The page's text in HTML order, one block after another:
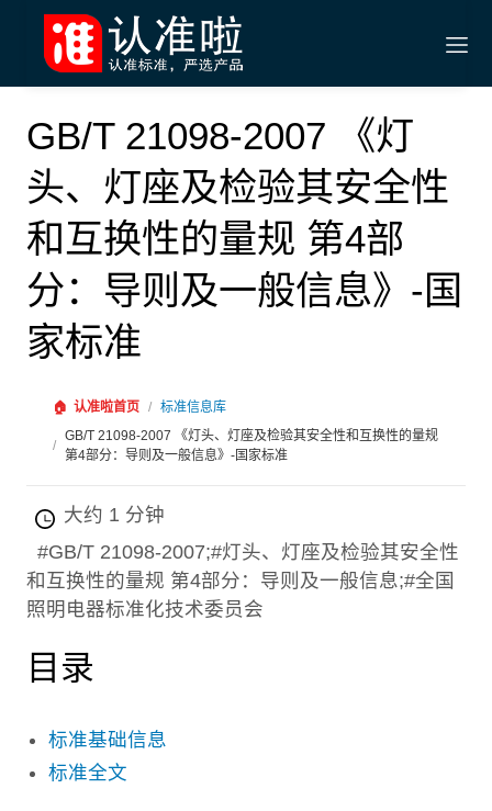
GB/T 21098-2007 《灯
头、灯座及检验其安全性
和互换性的量规 第4部
分：导则及一般信息》-国
家标准
🏠 认准啦首页 / 标准信息库
/
GB/T 21098-2007 《灯头、灯座及检验其安全性和互换性的量规
第4部分：导则及一般信息》-国家标准
大约 1 分钟
#GB/T 21098-2007;#灯头、灯座及检验其安全性
和互换性的量规 第4部分：导则及一般信息;#全国
照明电器标准化技术委员会
目录
标准基础信息
标准全文